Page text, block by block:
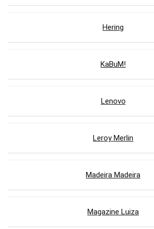
Hering
KaBuM!
Lenovo
Leroy Merlin
Madeira Madeira
Magazine Luiza